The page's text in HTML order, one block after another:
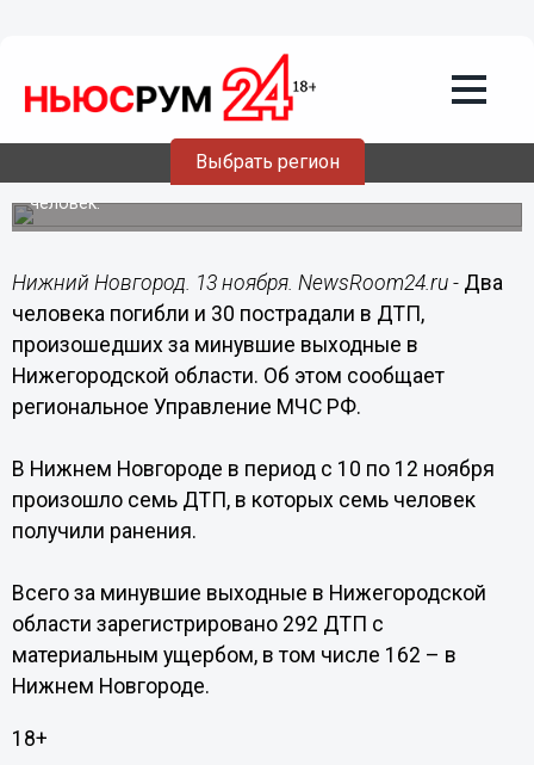
Выбрать регион
Два человека погибли в ДТП за
минувшие выходные в Нижегородской
области
В дорожно-транспортных происшествиях пострадали 30
человек.
Нижний Новгород. 13 ноября. NewsRoom24.ru - Два
человека погибли и 30 пострадали в ДТП,
произошедших за минувшие выходные в
Нижегородской области. Об этом сообщает
региональное Управление МЧС РФ.
В Нижнем Новгороде в период с 10 по 12 ноября
произошло семь ДТП, в которых семь человек
получили ранения.
Всего за минувшие выходные в Нижегородской
области зарегистрировано 292 ДТП с
материальным ущербом, в том числе 162 – в
Нижнем Новгороде.
18+